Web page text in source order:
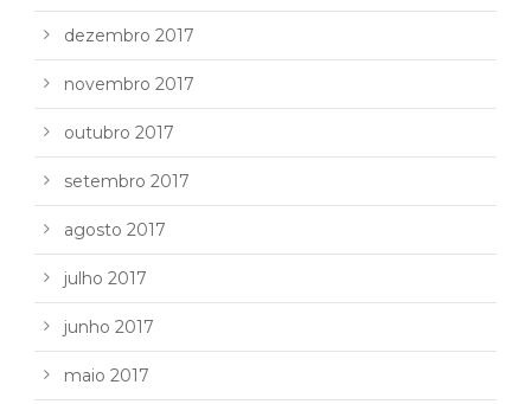
dezembro 2017
novembro 2017
outubro 2017
setembro 2017
agosto 2017
julho 2017
junho 2017
maio 2017